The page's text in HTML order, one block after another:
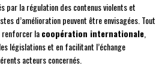
par la régulation des contenus violents et
d’amélioration peuvent être envisagées. Tout
renforcer lacoopération internationale,
législations et en facilitant l’échange
acteurs concernés.